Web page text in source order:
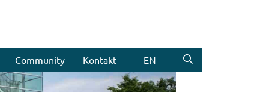
Community Kontakt EN